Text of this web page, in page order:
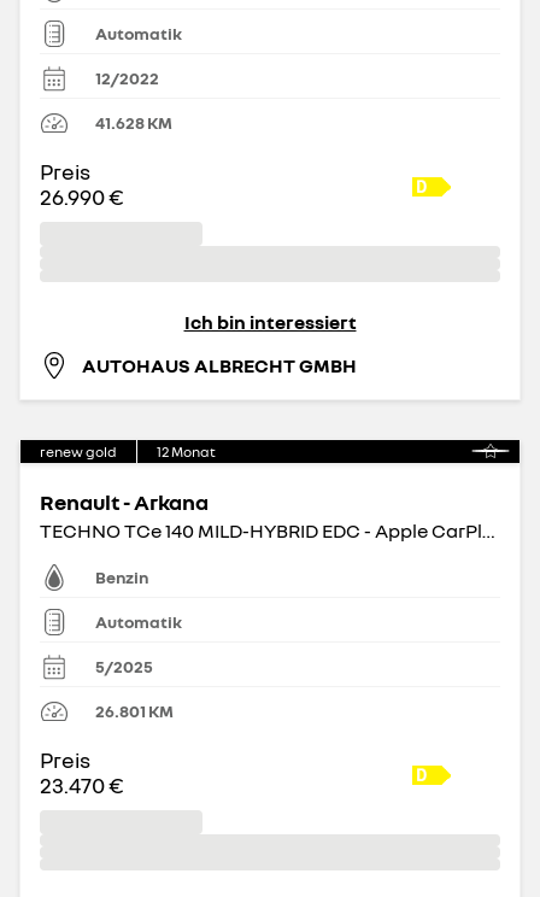
Automatik
12/2022
41.628KM
Preis
26.990 €
Ich bin interessiert
AUTOHAUS ALBRECHT GMBH
renew gold 12Monat
Renault - Arkana
TECHNO TCe 140 MILD-HYBRID EDC - Apple CarPlay BT
Benzin
Automatik
5/2025
26.801 KM
Preis
23.470 €